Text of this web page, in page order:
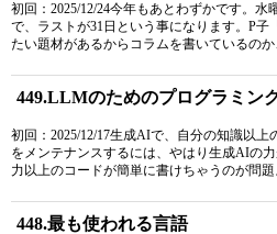
初回：2025/12/24今年もあとわずかです。
で、ラストが31日という事になります。P
たい題材があるからコラムを書いているのか
449.LLMのためのプログラミン
初回：2025/12/17生成AIで、自分の知識以
をメンテナンスするには、やはり生成AIの
力以上のコードが簡単に書けちゃうのが問題
448.最も使われる言語